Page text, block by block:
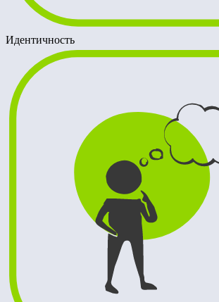
Идентичность